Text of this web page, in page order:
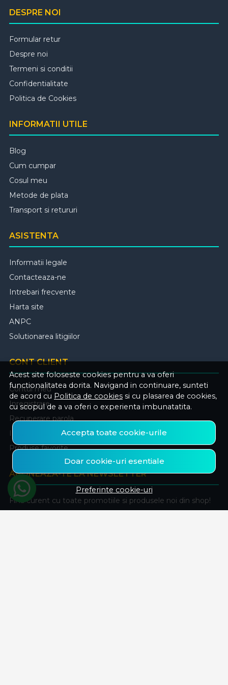
Acest site foloseste cookies pentru a va oferi
functionalitatea dorita. Navigand in continuare, sunteti
de acord cu Politica de cookies si cu plasarea de cookies,
cu scopul de a va oferi o experienta imbunatatita.
Accepta toate cookie-urile
Doar cookie-uri esentiale
Preferinte cookie-uri
DESPRE NOI
Formular retur
Despre noi
Termeni si conditii
Confidentialitate
Politica de Cookies
INFORMATII UTILE
Blog
Cum cumpar
Cosul meu
Metode de plata
Transport si retururi
ASISTENTA
Informatii legale
Contacteaza-ne
Intrebari frecvente
Harta site
ANPC
Solutionarea litigiilor
CONT CLIENT
Contul meu
Inregistrare
Recuperare parola
Istoric comenzi
Produse favorite
ABONEAZA-TE LA NEWSLETTER
Fii la curent cu toate promotiile si produsele noi din shop!